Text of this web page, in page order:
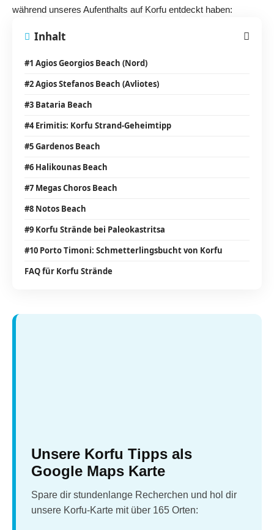
während unseres Aufenthalts auf Korfu entdeckt haben:
Inhalt
#1 Agios Georgios Beach (Nord)
#2 Agios Stefanos Beach (Avliotes)
#3 Bataria Beach
#4 Erimitis: Korfu Strand-Geheimtipp
#5 Gardenos Beach
#6 Halikounas Beach
#7 Megas Choros Beach
#8 Notos Beach
#9 Korfu Strände bei Paleokastritsa
#10 Porto Timoni: Schmetterlingsbucht von Korfu
FAQ für Korfu Strände
Unsere Korfu Tipps als
Google Maps Karte
Spare dir stundenlange Recherchen und hol dir
unsere Korfu-Karte mit über 165 Orten: